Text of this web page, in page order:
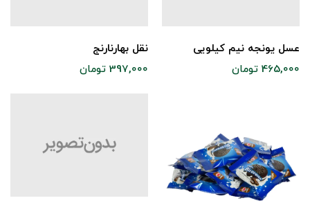
عسل یونجه نیم کیلویی
465,000 تومان
نقل بهارنارنج
397,000 تومان